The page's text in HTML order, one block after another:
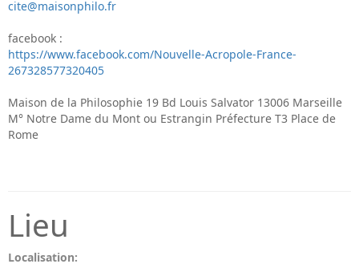
cite@maisonphilo.fr
facebook :
https://www.facebook.com/Nouvelle-Acropole-France-
267328577320405
Maison de la Philosophie 19 Bd Louis Salvator 13006 Marseille
M° Notre Dame du Mont ou Estrangin Préfecture T3 Place de
Rome
Lieu
Localisation: